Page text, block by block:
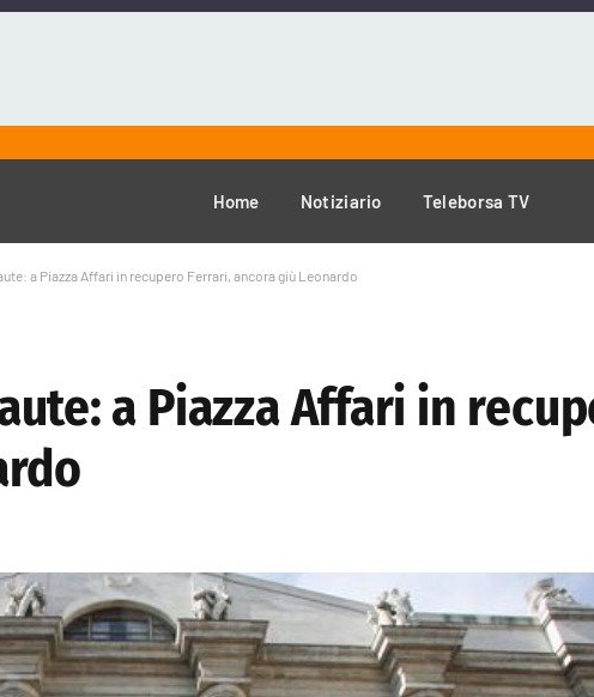
Home Notiziario Teleborsa TV
a Piazza Affari in recupero Ferrari, ancora giù Leonardo
a Piazza Affari in